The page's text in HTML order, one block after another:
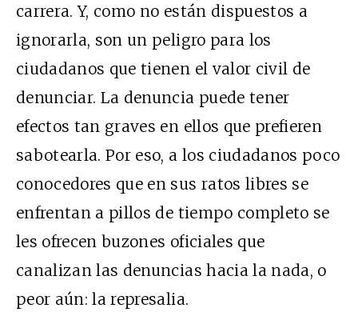
carrera. Y, como no están dispuestos a
ignorarla, son un peligro para los
ciudadanos que tienen el valor civil de
denunciar. La denuncia puede tener
efectos tan graves en ellos que prefieren
sabotearla. Por eso, a los ciudadanos poco
conocedores que en sus ratos libres se
enfrentan a pillos de tiempo completo se
les ofrecen buzones oficiales que
canalizan las denuncias hacia la nada, o
peor aún: la represalia.